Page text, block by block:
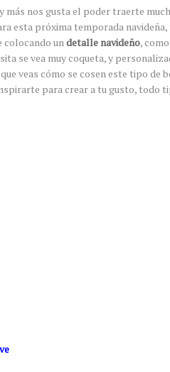
más nos gusta el poder traerte
esta próxima temporada
colocando undetalle navideño,
se vea muy coqueta, y
veas cómo se cosen este tipo de
para crear a tu gusto, todo